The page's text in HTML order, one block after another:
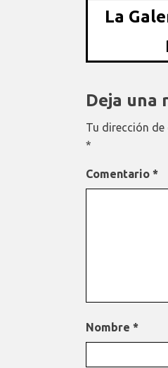
La
Deja una
Tu dirección de
*
Comentario *
Nombre *